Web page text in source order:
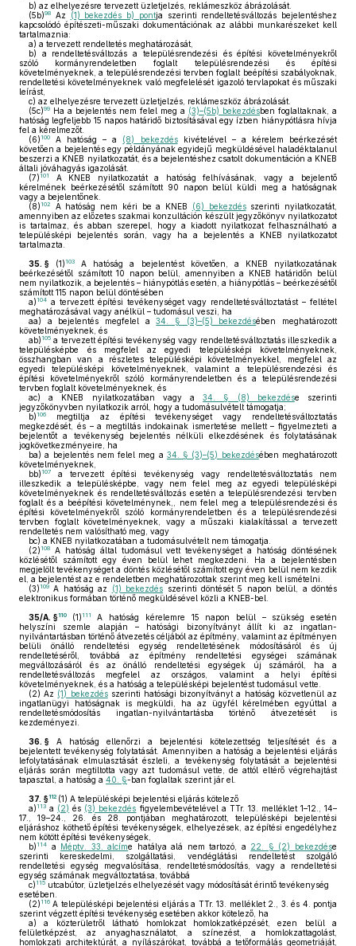
b) az elhelyezésre tervezett üzletjelzés, reklámeszköz ábrázolását.
(5b)98 Az (1) bekezdés b) pontja szerinti rendeltetésváltozás bejelentéshez
kapcsolódó építészeti-műszaki dokumentációnak az alábbi munkarészeket kell
tartalmaznia:
a) a tervezett rendeltetés meghatározását,
b) a rendeltetésváltozás a településrendezési és építési követelményekről
szóló kormányrendeletben foglalt településrendezési és építési
követelményeknek, a településrendezési tervben foglalt beépítési szabályoknak,
rendeltetési követelményeknek való megfelelését igazoló tervlapokat és műszaki
leírást,
c) az elhelyezésre tervezett üzletjelzés, reklámeszköz ábrázolását.
(5c)99 Ha a bejelentés nem felel meg a (3)–(5b) bekezdésben foglaltaknak, a
hatóság legfeljebb 15 napos határidő biztosításával egy ízben hiánypótlásra hívja
fel a kérelmezőt.
(6) 100 A hatóság – a (8) bekezdéskivételével – a kérelem beérkezését
követően a bejelentés egy példányának egyidejű megküldésével haladéktalanul
beszerzi a KNEB nyilatkozatát, és a bejelentéshez csatolt dokumentáción a KNEB
általi jóváhagyás igazolását.
(7) 101
A KNEB nyilatkozatát a hatóság felhívásának, vagy a bejelentő
kérelmének beérkezésétől számított 90 napon belül küldi meg a hatóságnak
vagy a bejelentőnek.
(8) 102 A hatóság nem kéri be a KNEB (6) bekezdésszerinti nyilatkozatát,
amennyiben az előzetes szakmai konzultáción készült jegyzőkönyv nyilatkozatot
is tartalmaz, és abban szerepel, hogy a kiadott nyilatkozat felhasználható a
településképi bejelentés során, vagy ha a bejelentés a KNEB nyilatkozatot
tartalmazta.
35. § (1) 103
A hatóság a bejelentést követően, a KNEB nyilatkozatának
beérkezésétől számított 10 napon belül, amennyiben a KNEB határidőn belül
nem nyilatkozik, a bejelentés – hiánypótlás esetén, a hiánypótlás – beérkezésétől
számított 115 napon belül döntésében
a) 104 a tervezett építési tevékenységet vagy rendeltetésváltoztatást – feltétel
meghatározásával vagy anélkül – tudomásul veszi, ha
aa) a bejelentés megfelel a34. § (3)–(5) bekezdésében meghatározott
követelményeknek, és
ab) 105 a tervezett építési tevékenység vagy rendeltetésváltoztatás illeszkedik a
településképbe és megfelel az egyedi településképi követelményeknek,
összhangban van a részletes településképi követelményekkel, megfelel az
egyedi településképi követelményeknek, valamint a településrendezési és
építési követelményekről szóló kormányrendeletben és a településrendezési
tervben foglalt követelményeknek, és
ac) a KNEB nyilatkozatában vagy a34. § (8) bekezdése szerinti
jegyzőkönyvben nyilatkozik arról, hogy a tudomásulvételt támogatja;
b) 106
megtiltja az építési tevékenységet vagy rendeltetésváltoztatás
megkezdését, és – a megtiltás indokainak ismertetése mellett – figyelmezteti a
bejelentőt a tevékenység bejelentés nélküli elkezdésének és folytatásának
jogkövetkezményeire, ha
ba) a bejelentés nem felel meg a 34. § (3)–(5) bekezdésében meghatározott
követelményeknek,
bb) 107
a tervezett építési tevékenység vagy rendeltetésváltoztatás nem
illeszkedik a településképbe, vagy nem felel meg az egyedi településképi
követelményeknek és rendeltetésváltozás esetén a településrendezési tervben
foglalt és a beépítési követelménynek,, nem felel meg a településrendezési és
építési követelményekről szóló kormányrendeletben és a településrendezési
tervben foglalt követelményeknek, vagy a műszaki kialakítással a tervezett
rendeltetés nem valósítható meg, vagy
bc) a KNEB nyilatkozatában a tudomásulvételt nem támogatja.
(2) 108
A hatóság által tudomásul vett tevékenységet a hatóság döntésének
közlésétől számított egy éven belül lehet megkezdeni. Ha a bejelentésben
megjelölt tevékenységet a döntés közlésétől számított egy éven belül nem kezdik
el, a bejelentést az e rendeletben meghatározottak szerint meg kell ismételni.
(3) 109 A hatóság az (1) bekezdés szerinti döntését 5 napon belül, a döntés
elektronikus formában történő megküldésével közli a KNEB-bel.
35/A. §110 (1) 111
A hatóság kérelemre 15 napon belül – szükség esetén
helyszíni szemle alapján – hatósági bizonyítványt állít ki az ingatlan-
nyilvántartásban történő átvezetés céljából az építmény, valamint az építményen
belüli önálló rendeltetési egység rendeltetésének módosításáról és új
rendeltetéséről, továbbá az építmény rendeltetési egységei számának
megváltozásáról és az önálló rendeltetési egységek új számáról, ha a
rendeltetésváltozás megfelel az országos, valamint a helyi építési
követelményeknek, és a hatóság a településképi bejelentést tudomásul vette.
(2) Az (1) bekezdésszerinti hatósági bizonyítványt a hatóság közvetlenül az
ingatlanügyi hatóságnak is megküldi, ha az ügyfél kérelmében egyúttal a
rendeltetésmódosítás ingatlan-nyilvántartásba történő átvezetését is
kezdeményezi.
36. § A hatóság ellenőrzi a bejelentési kötelezettség teljesítését és a
bejelentett tevékenység folytatását. Amennyiben a hatóság a bejelentési eljárás
lefolytatásának elmulasztását észleli, a tevékenység folytatását a bejelentési
eljárás során megtiltotta vagy azt tudomásul vette, de attól eltérő végrehajtást
tapasztal, a hatóság a 40. §-ban foglaltak szerint jár el.
37. §112 (1) A településképi bejelentési eljárás kötelező
a) 113 a (2) és (3) bekezdés figyelembevételével a TTr. 13. melléklet 1–12., 14–
17., 19–24., 26. és 28. pontjában meghatározott, településképi bejelentési
eljáráshoz köthető építési tevékenységek, elhelyezések, az építési engedélyhez
nem kötött építési tevékenységek,
b) 114 a Méptv. 33. alcíme hatálya alá nem tartozó, a 22. § (2) bekezdése
szerinti kereskedelmi, szolgáltatási, vendéglátási rendeltetést szolgáló
rendeltetési egység megvalósítása, rendeltetésmódosítás, vagy a rendeltetési
egység számának megváltoztatása, továbbá
c) 115 utcabútor, üzletjelzés elhelyezését vagy módosítását érintő tevékenység
esetében.
(2) 116 A településképi bejelentési eljárás a TTr. 13. melléklet 2., 3. és 4. pontja
szerint végzett építési tevékenység esetében akkor kötelező, ha
a) a közterületről látható homlokzat homlokzatképzését, ezen belül a
felületképzést, az anyaghasználatot, a színezést, a homlokzattagolást,
homlokzati architektúrát, a nyílászárókat, továbbá a tetőformálás geometriáját,